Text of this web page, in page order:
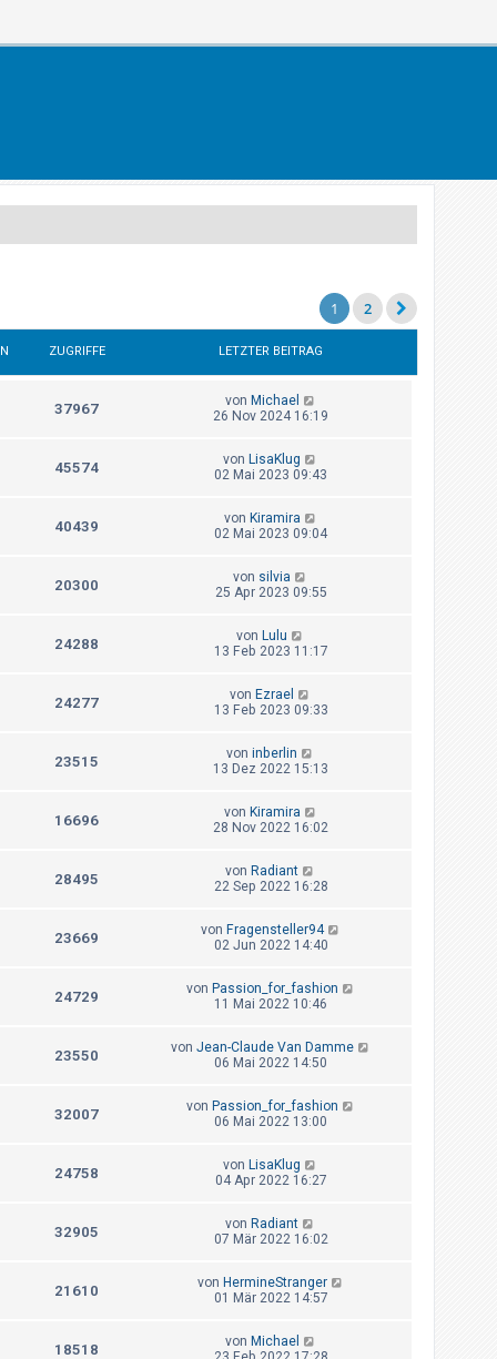
1 2
ZUGRIFFE LETZTER BEITRAG
37967 von Michael
26 Nov 2024 16:19
45574 von LisaKlug
02 Mai 2023 09:43
40439 von Kiramira
02 Mai 2023 09:04
20300 von silvia
25 Apr 2023 09:55
24288 von Lulu
13 Feb 2023 11:17
24277 von Ezrael
13 Feb 2023 09:33
23515 voninberlin
13 Dez 2022 15:13
16696 von Kiramira
28 Nov 2022 16:02
28495 von Radiant
22 Sep 2022 16:28
23669 von Fragensteller94
02 Jun 2022 14:40
24729 von Passion_for_fashion
11 Mai 2022 10:46
23550 von Jean-Claude Van Damme
06 Mai 2022 14:50
32007 von Passion_for_fashion
06 Mai 2022 13:00
24758 von LisaKlug
04 Apr 2022 16:27
32905 von Radiant
07 Mär 2022 16:02
21610 von HermineStranger
01 Mär 2022 14:57
18518 von Michael